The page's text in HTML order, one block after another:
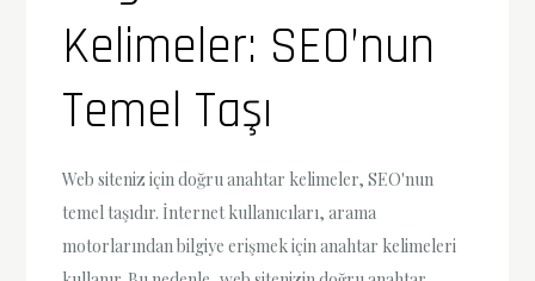
Kelimeler: SEO’nun
Temel Taşı
Web siteniz için doğru anahtar kelimeler, SEO'nun
temel taşıdır. İnternet kullanıcıları, arama
motorlarından bilgiye erişmek için anahtar kelimeleri